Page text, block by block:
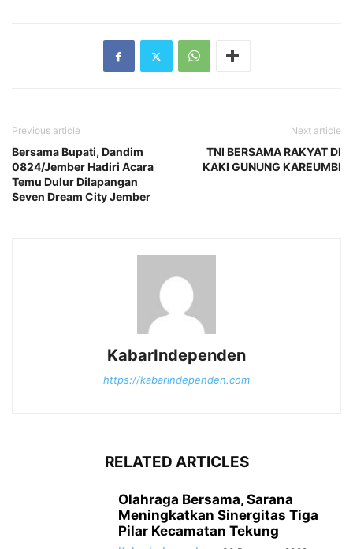
Previous article
Bersama Bupati, Dandim
0824/Jember Hadiri Acara
Temu Dulur Dilapangan
Seven Dream City Jember
Next article
TNI BERSAMA RAKYAT DI
KAKI GUNUNG KAREUMBI
KabarIndependen
https://kabarindependen.com
RELATED ARTICLES
Olahraga Bersama, Sarana
Meningkatkan Sinergitas Tiga
Pilar Kecamatan Tekung